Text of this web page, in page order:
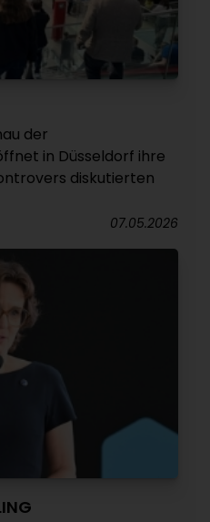
der
in Düsseldorf ihre
diskutierten
07.05.2026